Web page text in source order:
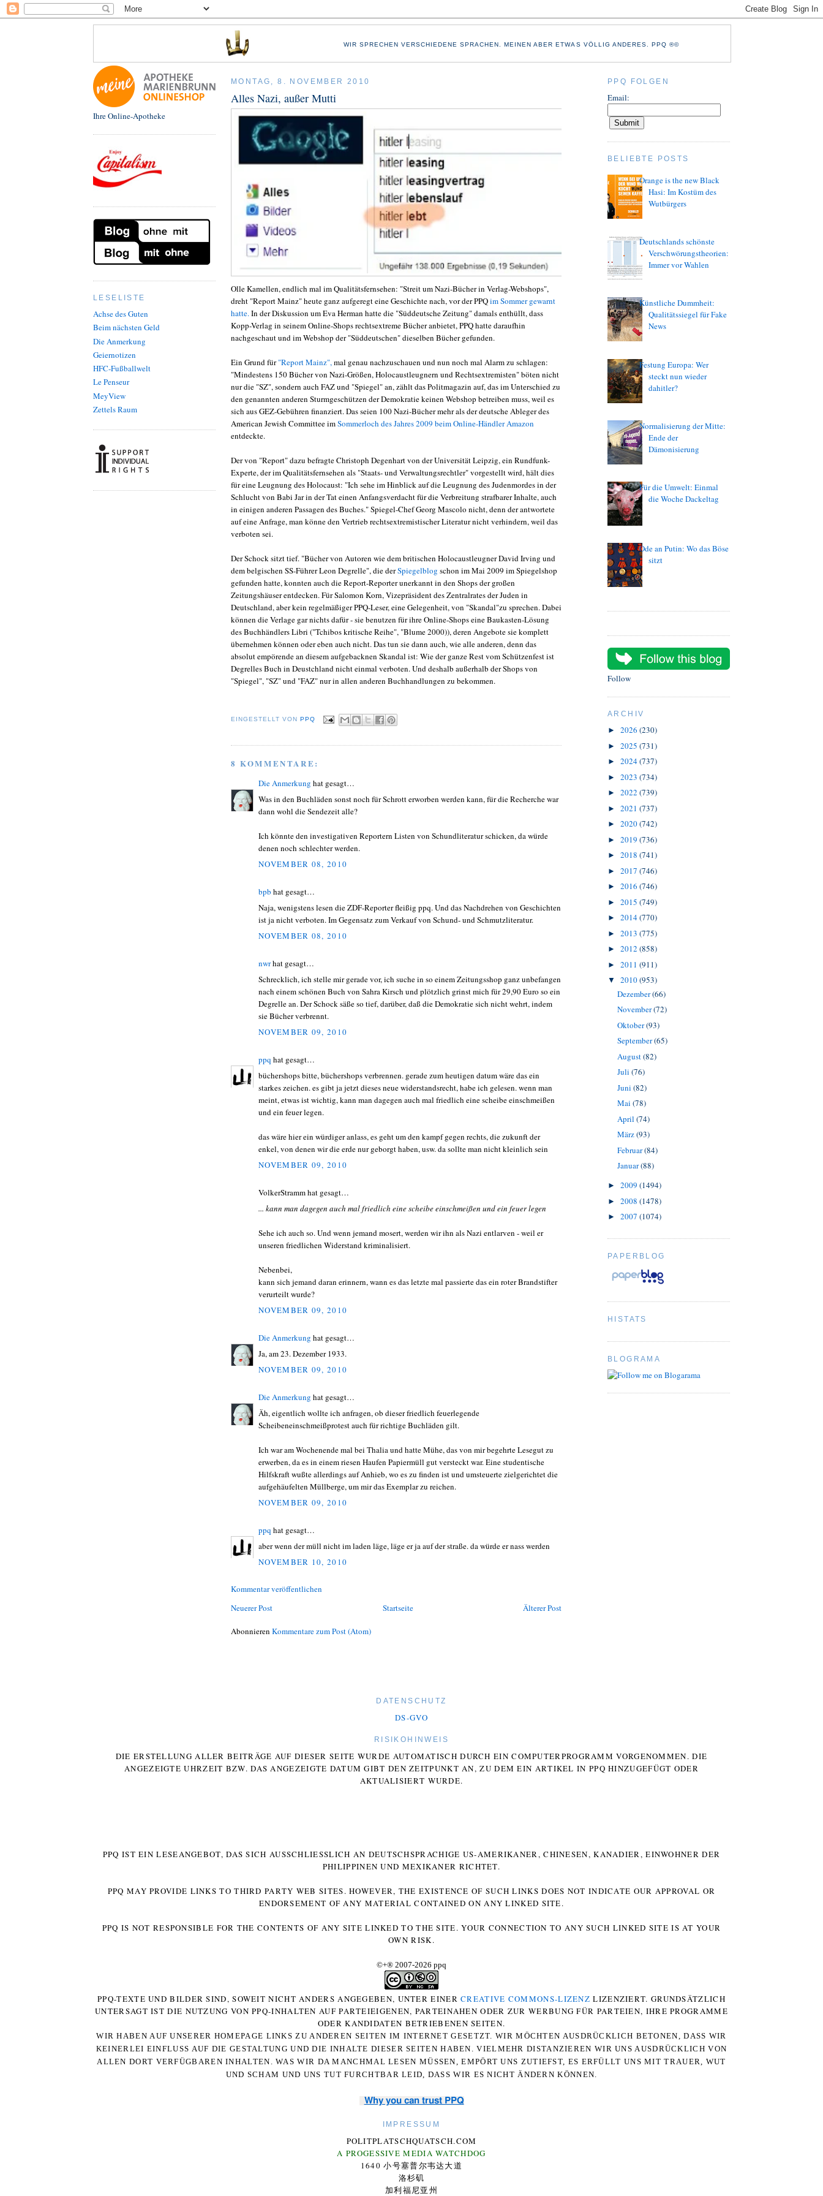
WIR SPRECHEN VERSCHIEDENE SPRACHEN. MEINEN ABER ETWAS VÖLLIG ANDERES. PPQ ®©
Ihre Online-Apotheke
LESELISTE
Achse des Guten
Beim nächsten Geld
Die Anmerkung
Geiernotizen
HFC-Fußballwelt
Le Penseur
MeyView
Zettels Raum
MONTAG, 8. NOVEMBER 2010
Alles Nazi, außer Mutti
Olle Kamellen, endlich mal im Qualitätsfernsehen: "Streit um Nazi-Bücher in Verlag-Webshops",
dreht "Report Mainz" heute ganz aufgeregt eine Geschichte nach, vor der PPQim Sommer gewarnt
hatte. In der Diskussion um Eva Herman hatte die "Süddeutsche Zeitung" damals enthüllt, dass
Kopp-Verlag in seinem Online-Shops rechtsextreme Bücher anbietet, PPQ hatte daraufhin
nachgeschaut und im Webshop der "Süddeutschen" dieselben Bücher gefunden.
Ein Grund für"Report Mainz", mal genau nachzuschauen und nun noch mal Alarm zu schlagen:
"Mindestens 150 Bücher von Nazi-Größen, Holocaustleugnern und Rechtsextremisten" böten nicht
nur die "SZ", sondern auch FAZ und "Spiegel" an, zählt das Politmagazin auf, das im Unterschied zu
den genannten anderen Sturmgeschützen der Demokratie keinen Webshop betreiben muss, weil es
sich aus GEZ-Gebühren finanziert. Das seien 100 Nazi-Bücher mehr als der deutsche Ableger des
American Jewish Committee imSommerloch des Jahres 2009 beim Online-Händler Amazon
entdeckte.
Der von "Report" dazu befragte Christoph Degenhart von der Universität Leipzig, ein Rundfunk-
Experte, der im Qualitätsfernsehen als "Staats- und Verwaltungsrechtler" vorgestellt wird, hält dies
für eine Leugnung des Holocaust: "Ich sehe im Hinblick auf die Leugnung des Judenmordes in der
Schlucht von Babi Jar in der Tat einen Anfangsverdacht für die Verbreitung strafbarer Inhalte, auch
in einigen anderen Passagen des Buches." Spiegel-Chef Georg Mascolo nicht, denn der antwortete
auf eine Anfrage, man könne den Vertrieb rechtsextremistischer Literatur nicht verhindern, weil das
verboten sei.
Der Schock sitzt tief. "Bücher von Autoren wie dem britischen Holocaustleugner David Irving und
dem belgischen SS-Führer Leon Degrelle", die derSpiegelblog schon im Mai 2009 im Spiegelshop
gefunden hatte, konnten auch die Report-Reporter unerkannt in den Shops der großen
Zeitungshäuser entdecken. Für Salomon Korn, Vizepräsident des Zentralrates der Juden in
Deutschland, aber kein regelmäßiger PPQ-Leser, eine Gelegenheit, von "Skandal"zu sprechen. Dabei
können die Verlage gar nichts dafür - sie benutzen für ihre Online-Shops eine Baukasten-Lösung
des Buchhändlers Libri ("Tchibos kritische Reihe", "Blume 2000)), deren Angebote sie komplett
übernehmen können oder eben auch nicht. Das tun sie dann auch, wie alle anderen, denn das
absolut empörende an diesem aufgebacknen Skandal ist: Wie der ganze Rest vom Schützenfest ist
Degrelles Buch in Deustchland nicht einmal verboten. Und deshalb außerhalb der Shops von
"Spiegel", "SZ" und "FAZ" nur in allen anderen Buchhandlungen zu bekommen.
EINGESTELLT VON PPQ
8 KOMMENTARE:
Die Anmerkung hat gesagt…
Was in den Buchläden sonst noch für Schrott erworben werden kann, für die Recherche war
dann wohl die Sendezeit alle?
Ich könnte den investigativen Reportern Listen von Schundliteratur schicken, da würde
denen noch schlechter werden.
NOVEMBER 08, 2010
bpb hat gesagt…
Naja, wenigstens lesen die ZDF-Reporter fleißig ppq. Und das Nachdrehen von Geschichten
ist ja nicht verboten. Im Gegensatz zum Verkauf von Schund- und Schmutzliteratur.
NOVEMBER 08, 2010
nwrhat gesagt…
Schrecklich, ich stelle mir gerade vor, ich suche in so einem Zeitungsshop ganz unbefangen
nach einem schönen Buch von Sahra Kirsch und plötzlich grinst mich für 29,90 Euro so ein
Degrelle an. Der Schock säße so tief, darüber, daß die Demokratie sich nicht wehrt, indem
sie Bücher verbrennt.
NOVEMBER 09, 2010
ppq hat gesagt…
büchershops bitte, büchershops verbrennen. gerade zum heutigen datum wäre das ein
starkes zeichen. es gibt ja jetzt dieses neue widerstandsrecht, habe ich gelesen. wenn man
meint, etwas ist wichtig, kann man dagegen auch mal friedlich eine scheibe einschmeißen
und ein feuer legen.
das wäre hier ein würdiger anlass, es geht um den kampf gegen rechts, die zukunft der
enkel, von denen wir die erde nur geborgt haben, usw. da sollte man nicht kleinlich sein
NOVEMBER 09, 2010
VolkerStramm hat gesagt…
... kann man dagegen auch mal friedlich eine scheibe einschmeißen und ein feuer legen
Sehe ich auch so. Und wenn jemand mosert, werden wir ihn als Nazi entlarven - weil er
unseren friedlichen Widerstand kriminalisiert.
Nebenbei,
kann sich jemand daran erinnern, wann es das letzte mal passierte das ein roter Brandstifter
verurteilt wurde?
NOVEMBER 09, 2010
Die Anmerkung hat gesagt…
Ja, am 23. Dezember 1933.
NOVEMBER 09, 2010
Die Anmerkung hat gesagt…
Äh, eigentlich wollte ich anfragen, ob dieser friedlich feuerlegende
Scheibeneinschmeißprotest auch für richtige Buchläden gilt.
Ich war am Wochenende mal bei Thalia und hatte Mühe, das von mir begehrte Lesegut zu
erwerben, da es in einem riesen Haufen Papiermüll gut versteckt war. Eine studentische
Hilfskraft wußte allerdings auf Anhieb, wo es zu finden ist und umsteuerte zielgerichtet die
aufgehäufelten Müllberge, um mir das Exemplar zu reichen.
NOVEMBER 09, 2010
ppq hat gesagt…
aber wenn der müll nicht im laden läge, läge er ja auf der straße. da würde er nass werden
NOVEMBER 10, 2010
Kommentar veröffentlichen
Neuerer Post
Älterer Post
Startseite
Abonnieren Kommentare zum Post (Atom)
PPQ FOLGEN
Email:
BELIEBTE POSTS
Orange is the new Black
Hasi: Im Kostüm des
Wutbürgers
Deutschlands schönste
Verschwörungstheorien:
Immer vor Wahlen
Künstliche Dummheit:
Qualitätssiegel für Fake
News
Festung Europa: Wer
steckt nun wieder
dahitler?
Normalisierung der Mitte:
Ende der
Dämonisierung
Für die Umwelt: Einmal
die Woche Dackeltag
Ode an Putin: Wo das Böse
sitzt
Follow
ARCHIV
► 2026 (230)
► 2025 (731)
► 2024(737)
► 2023 (734)
► 2022 (739)
► 2021 (737)
► 2020(742)
► 2019 (736)
► 2018 (741)
► 2017 (746)
► 2016 (746)
► 2015 (749)
► 2014(770)
► 2013 (775)
► 2012 (858)
► 2011 (911)
▼ 2010(953)
Dezember(66)
November(72)
Oktober(93)
September(65)
August(82)
Juli (76)
Juni (82)
Mai (78)
April (74)
März(93)
Februar(84)
Januar(88)
► 2009 (1494)
► 2008 (1478)
► 2007 (1074)
PAPERBLOG
HISTATS
BLOGRAMA
DATENSCHUTZ
DS-GVO
RISIKOHINWEIS
DIE ERSTELLUNG ALLER BEITRÄGE AUF DIESER SEITE WURDE AUTOMATISCH DURCH EIN COMPUTERPROGRAMM VORGENOMMEN. DIE
ANGEZEIGTE UHRZEIT BZW. DAS ANGEZEIGTE DATUM GIBT DEN ZEITPUNKT AN, ZU DEM EIN ARTIKEL IN PPQ HINZUGEFÜGT ODER
AKTUALISIERT WURDE.
PPQ IST EIN LESEANGEBOT, DAS SICH AUSSCHLIESSLICH AN DEUTSCHSPRACHIGE US-AMERIKANER, CHINESEN, KANADIER, EINWOHNER DER P
HILIPPINEN UND MEXIKANER RICHTET.
PPQ MAY PROVIDE LINKS TO THIRD PARTY WEB SITES. HOWEVER, THE EXISTENCE OF SUCH LINKS DOES NOT INDICATE OUR APPROVAL OR
ENDORSEMENT OF ANY MATERIAL CONTAINED ON ANY LINKED SITE.
PPQ IS NOT RESPONSIBLE FOR THE CONTENTS OF ANY SITE LINKED TO THE SITE. YOUR CONNECTION TO ANY SUCH LINKED SITE IS AT YOUR
OWN RISK.
©+® 2007-2026 ppq
PPQ-TEXTE UND BILDER SIND, SOWEIT NICHT ANDERS ANGEGEBEN, UNTER EINERCREATIVE COMMONS-LIZENZ LIZENZIERT. GRUNDSÄTZLICH
UNTERSAGT IST DIE NUTZUNG VON PPQ-INHALTEN AUF PARTEIEIGENEN, PARTEINAHEN ODER ZUR WERBUNG FÜR PARTEIEN, IHRE PROGRAMME
ODER KANDIDATEN BETRIEBENEN SEITEN.
WIR HABEN AUF UNSERER HOMEPAGE LINKS ZU ANDEREN SEITEN IM INTERNET GESETZT. WIR MÖCHTEN AUSDRÜCKLICH BETONEN, DASS WIR
KEINERLEI EINFLUSS AUF DIE GESTALTUNG UND DIE INHALTE DIESER SEITEN HABEN. VIELMEHR DISTANZIEREN WIR UNS AUSDRÜCKLICH VON
ALLEN DORT VERFÜGBAREN INHALTEN. WAS WIR DA MANCHMAL LESEN MÜSSEN, EMPÖRT UNS ZUTIEFST, ES ERFÜLLT UNS MIT TRAUER, WUT
UND SCHAM UND UNS TUT FURCHTBAR LEID, DASS WIR ES NICHT ÄNDERN KÖNNEN.
Why you can trust PPQ
IMPRESSUM
POLITPLATSCHQUATSCH.COM
A PROGESSIVE MEDIA WATCHDOG
1640 小号塞普尔韦达大道
洛杉矶
加利福尼亚州